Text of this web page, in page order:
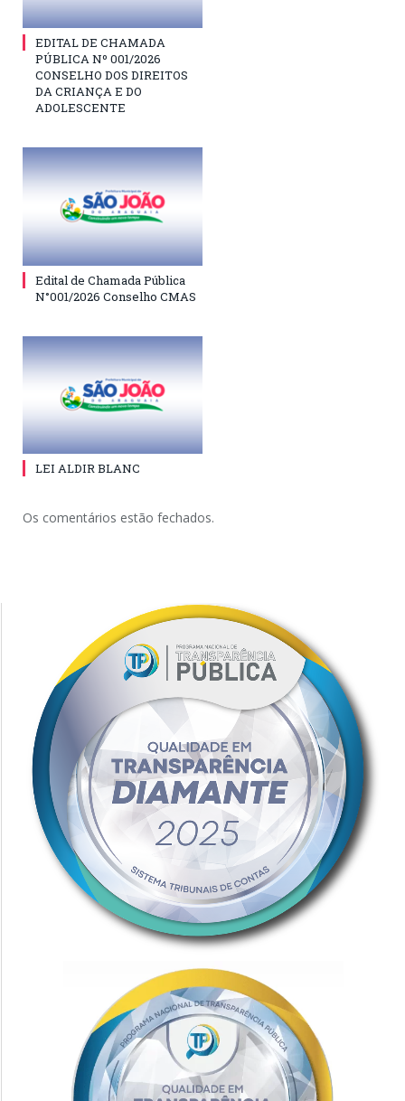
EDITAL DE CHAMADA
PÚBLICA Nº 001/2026
CONSELHO DOS DIREITOS
DA CRIANÇA E DO
ADOLESCENTE
Edital de Chamada Pública
N°001/2026 Conselho CMAS
LEI ALDIR BLANC
Os comentários estão fechados.